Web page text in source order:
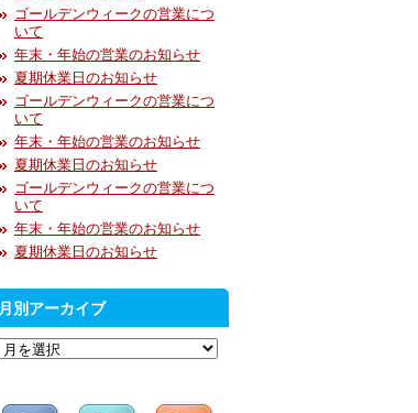
ゴールデンウィークの営業につ
いて
年末・年始の営業のお知らせ
夏期休業日のお知らせ
ゴールデンウィークの営業につ
いて
年末・年始の営業のお知らせ
夏期休業日のお知らせ
ゴールデンウィークの営業につ
いて
年末・年始の営業のお知らせ
夏期休業日のお知らせ
月別アーカイブ